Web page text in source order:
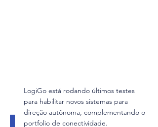
LogiGo está rodando últimos testes
para habilitar novos sistemas para
direção autônoma, complementando o
portfolio de conectividade.